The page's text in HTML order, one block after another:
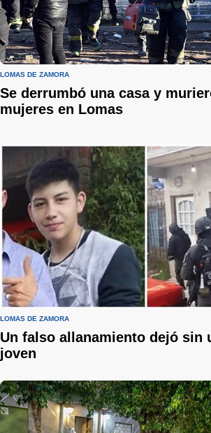
LOMAS DE ZAMORA
Se derrumbó una casa y
mujeres en Lomas
LOMAS DE ZAMORA
Un falso allanamiento dejó sin
joven